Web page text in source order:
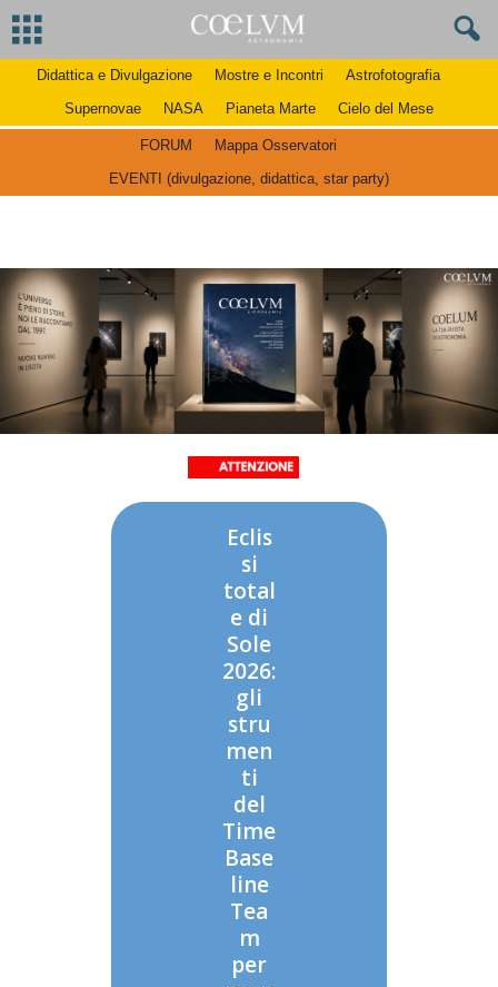
Didattica e Divulgazione Mostre e Incontri
Astrofotografia
Supernovae
NASA Pianeta Marte Cielo del Mese
FORUM
Mappa Osservatori
EVENTI (divulgazione, didattica, star party)
Eclis
si
total
e di
Sole
2026:
gli
stru
men
ti
del
Time
Base
line
Tea
m
per